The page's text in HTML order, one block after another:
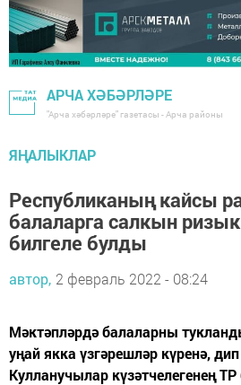
АРЧА ХӘБӘРЛӘРЕ
"Арча хәбәрләре" газетасы - Арча районы
ЯҢАЛЫКЛАР
Республиканың кайсы
балаларга салкын
билгеле булды
автор, 2 февраль 2022 - 08:24
Мәктәпләрдә балаларны
уңай якка үзгәрешләр күренә,
Кулланучылар күзәтчелегенең